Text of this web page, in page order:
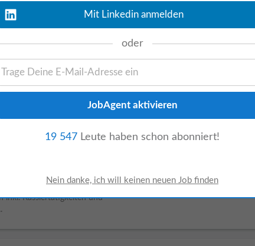
Workshops undQualitätskontrollen
zur perfekten Gästebetreuung Dein
sowie Sicherstellung der Einhaltung
inkl. Kassiertätigkeiten und
Jetzt ansehen
Mit Linkedin anmelden
oder
19 547 Leute haben schon abonniert!